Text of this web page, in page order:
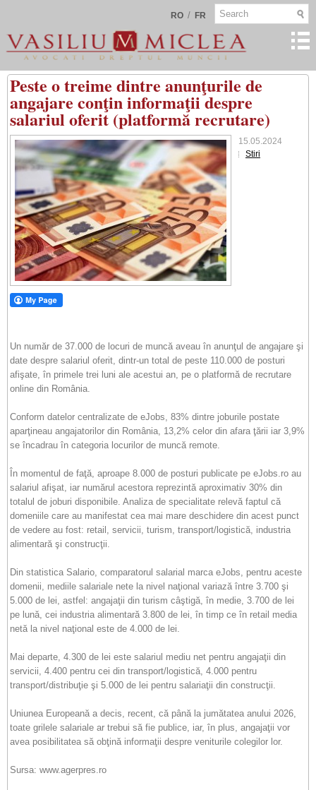
RO / FR
Peste o treime dintre anunţurile de
angajare conţin informaţii despre
salariul oferit (platformă recrutare)
15.05.2024
Stiri
Un număr de 37.000 de locuri de muncă aveau în anunţul de angajare şi
date despre salariul oferit, dintr-un total de peste 110.000 de posturi
afişate, în primele trei luni ale acestui an, pe o platformă de recrutare
online din România.
Conform datelor centralizate de eJobs, 83% dintre joburile postate
aparţineau angajatorilor din România, 13,2% celor din afara ţării iar 3,9%
se încadrau în categoria locurilor de muncă remote.
În momentul de faţă, aproape 8.000 de posturi publicate pe eJobs.ro au
salariul afişat, iar numărul acestora reprezintă aproximativ 30% din
totalul de joburi disponibile. Analiza de specialitate relevă faptul că
domeniile care au manifestat cea mai mare deschidere din acest punct
de vedere au fost: retail, servicii, turism, transport/logistică, industria
alimentară şi construcţii.
Din statistica Salario, comparatorul salarial marca eJobs, pentru aceste
domenii, mediile salariale nete la nivel naţional variază între 3.700 şi
5.000 de lei, astfel: angajaţii din turism câştigă, în medie, 3.700 de lei
pe lună, cei industria alimentară 3.800 de lei, în timp ce în retail media
netă la nivel naţional este de 4.000 de lei.
Mai departe, 4.300 de lei este salariul mediu net pentru angajaţii din
servicii, 4.400 pentru cei din transport/logistică, 4.000 pentru
transport/distribuţie şi 5.000 de lei pentru salariaţii din construcţii.
Uniunea Europeană a decis, recent, că până la jumătatea anului 2026,
toate grilele salariale ar trebui să fie publice, iar, în plus, angajaţii vor
avea posibilitatea să obţină informaţii despre veniturile colegilor lor.
Sursa: www.agerpres.ro